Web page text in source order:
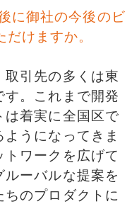
に御社の今後のビ
けますか。
取引先の多くは東
。これまで開発
は着実に全国区で
うになってきま
トワークを広げて
ーバルな提案を
ちのプロダクトに